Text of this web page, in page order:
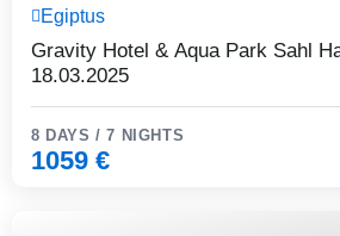
Egiptus
Gravity Hotel & Aqua Park Sahl
18.03.2025
8 DAYS / 7 NIGHTS
1059 €